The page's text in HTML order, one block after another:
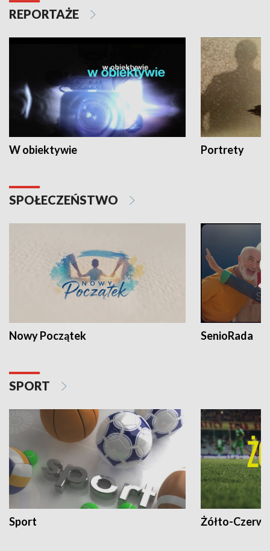
REPORTAŻE
W obiektywie Portrety
SPOŁECZEŃSTWO
Nowy Początek SenioRada
SPORT
Sport Żółto-